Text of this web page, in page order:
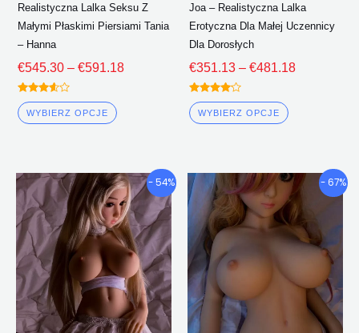
Realistyczna Lalka Seksu Z
Małymi Płaskimi Piersiami Tania
– Hanna
€545.30 – €591.18
Oceniono
3.50
z 5
WYBIERZ OPCJE
produktu
Joa – Realistyczna Lalka
Erotyczna Dla Małej Uczennicy
Dla Dorosłych
€351.13 – €481.18
Oceniono
4.00
z 5
WYBIERZ OPCJE
produktu
- 54%
Przedział
cenowy:
€365.06
Poprzez
€491.76
Ten
produkt
ma
wiele
wariantów.
Opcje
można
- 67%
Przedział
cenowy:
€358.32
Poprzez
€496.55
Ten
produkt
ma
wiele
wariantów.
Opcje
można